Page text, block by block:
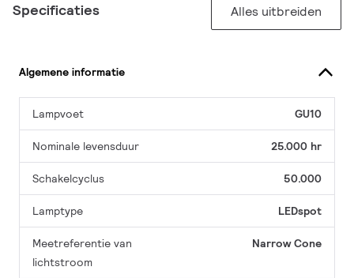
Specificaties Alles uitbreiden
Algemene informatie
Lampvoet GU10
Nominale levensduur 25.000 hr
Schakelcyclus 50.000
Lamptype LEDspot
Meetreferentie van
lichtstroom
Narrow Cone